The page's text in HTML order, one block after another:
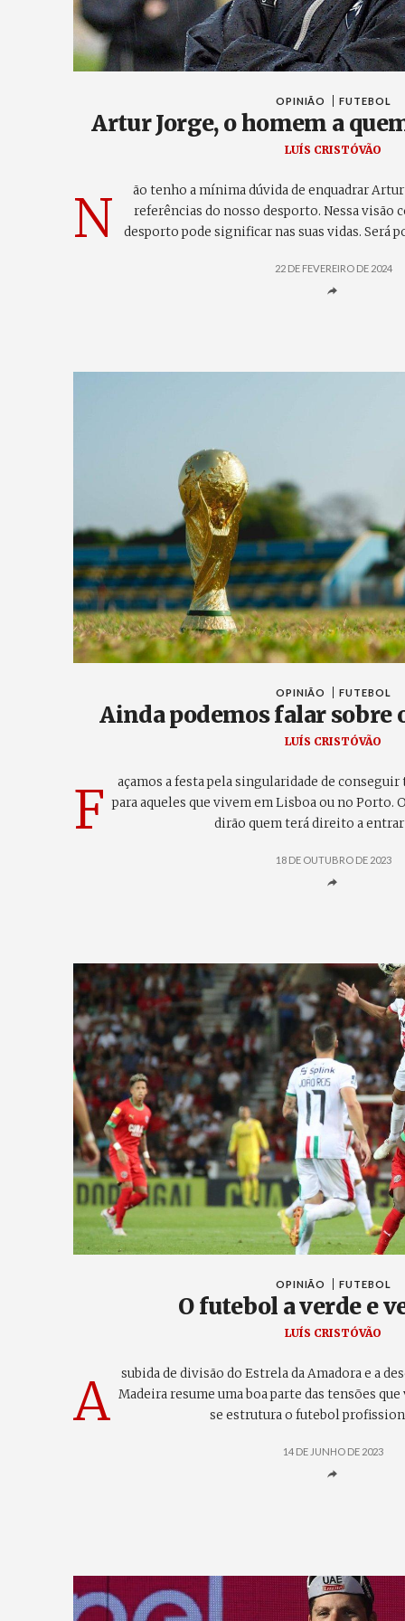
OPINIÃO FUTEBOL
Artur Jorge, o homem a
LUÍS CRISTÓVÃO
N
ão tenho a mínima dúvida de enquadrar
referências do nosso desporto. Nessa visão
desporto pode significar nas suas vidas. Será
22 DE FEVEREIRO DE 2024
OPINIÃO FUTEBOL
Ainda podemos falar sobre
LUÍS CRISTÓVÃO
F
açamos a festa pela singularidade de conseguir
para aqueles que vivem em Lisboa ou no Porto.
dirão quem terá direito a
18 DE OUTUBRO DE 2023
OPINIÃO FUTEBOL
O futebol a verde e
LUÍS CRISTÓVÃO
A
subida de divisão do Estrela da Amadora e a
Madeira resume uma boa parte das tensões
se estrutura o futebol
14 DE JUNHO DE 2023